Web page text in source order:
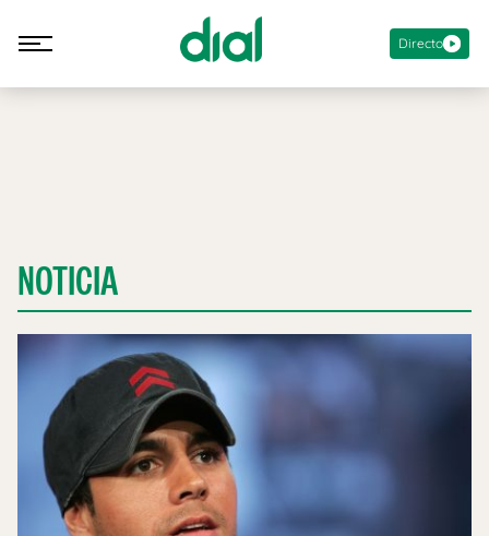
Directo
NOTICIA